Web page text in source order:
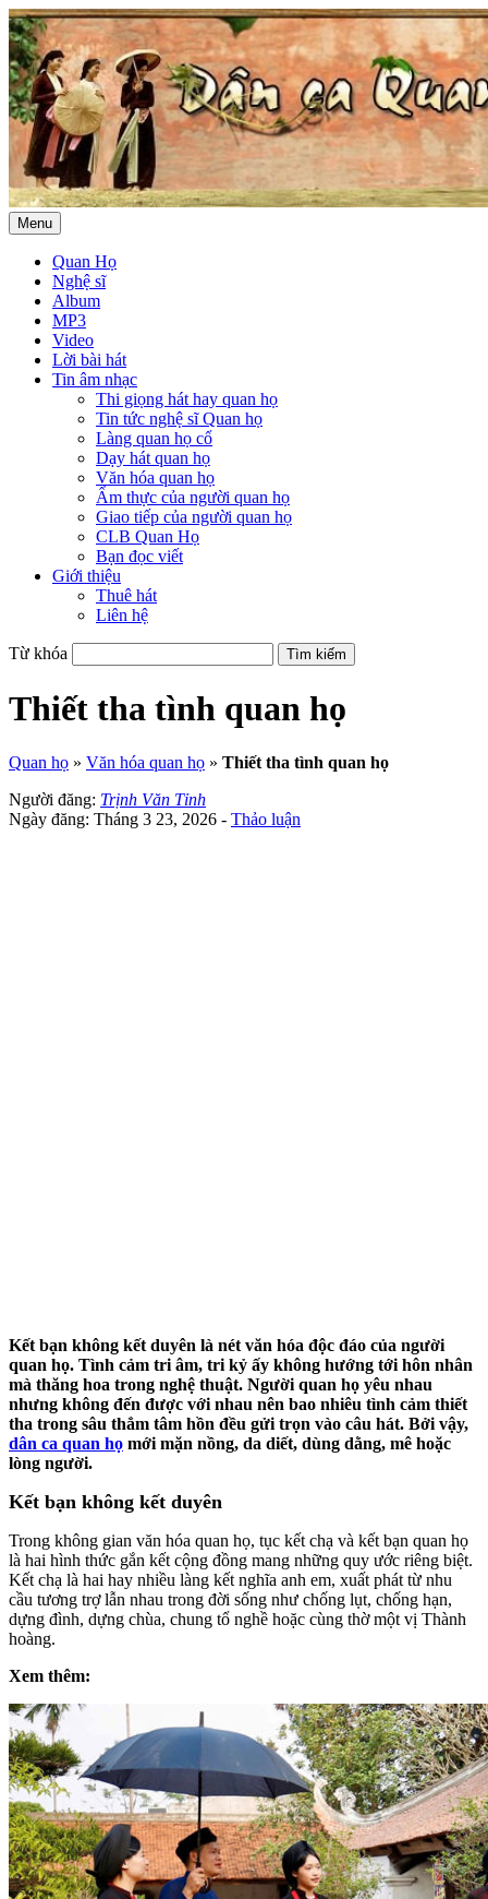
Menu
Quan Họ
Nghệ sĩ
Album
MP3
Video
Lời bài hát
Tin âm nhạc
Thi giọng hát hay quan họ
Tin tức nghệ sĩ Quan họ
Làng quan họ cổ
Dạy hát quan họ
Văn hóa quan họ
Ẩm thực của người quan họ
Giao tiếp của người quan họ
CLB Quan Họ
Bạn đọc viết
Giới thiệu
Thuê hát
Liên hệ
Từ khóa
Thiết tha tình quan họ
Quan họ » Văn hóa quan họ » Thiết tha tình quan họ
Người đăng: Trịnh Văn Tỉnh
Ngày đăng: Tháng 3 23, 2026 - Thảo luận
Kết bạn không kết duyên là nét văn hóa độc đáo của người
quan họ. Tình cảm tri âm, tri kỷ ấy không hướng tới hôn nhân
mà thăng hoa trong nghệ thuật. Người quan họ yêu nhau
nhưng không đến được với nhau nên bao nhiêu tình cảm thiết
tha trong sâu thẳm tâm hồn đều gửi trọn vào câu hát. Bởi vậy,
dân ca quan họ mới mặn nồng, da diết, dùng dằng, mê hoặc
lòng người.
Kết bạn không kết duyên
Trong không gian văn hóa quan họ, tục kết chạ và kết bạn quan họ
là hai hình thức gắn kết cộng đồng mang những quy ước riêng biệt.
Kết chạ là hai hay nhiều làng kết nghĩa anh em, xuất phát từ nhu
cầu tương trợ lẫn nhau trong đời sống như chống lụt, chống hạn,
dựng đình, dựng chùa, chung tổ nghề hoặc cùng thờ một vị Thành
hoàng.
Xem thêm: